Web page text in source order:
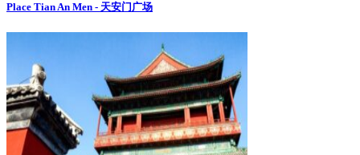
Place Tian An Men - 天安门广场